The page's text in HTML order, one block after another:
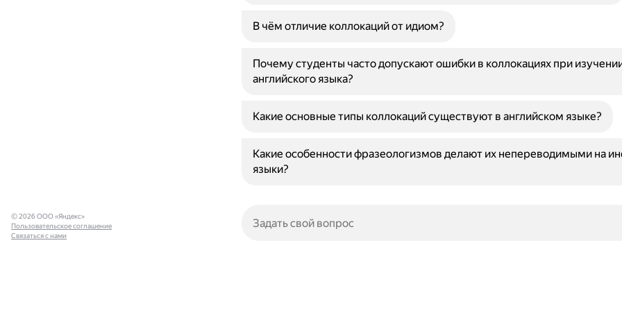
В чём отличие коллокаций от идиом?
Почему студенты часто допускают ошибки в коллокациях при
английского языка?
Какие основные типы коллокаций существуют в английском языке?
Какие особенности фразеологизмов делают их непереводимыми на
языки?
© 2026 ООО «Яндекс»
Пользовательское соглашение
Связаться с нами